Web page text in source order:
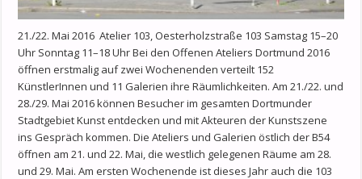
21./22. Mai 2016 Atelier 103, Oesterholzstraße 103 Samstag 15–20
Uhr Sonntag 11–18 Uhr Bei den Offenen Ateliers Dortmund 2016
öffnen erstmalig auf zwei Wochenenden verteilt 152
KünstlerInnen und 11 Galerien ihre Räumlichkeiten. Am 21./22. und
28./29. Mai 2016 können Besucher im gesamten Dortmunder
Stadtgebiet Kunst entdecken und mit Akteuren der Kunstszene
ins Gespräch kommen. Die Ateliers und Galerien östlich der B54
öffnen am 21. und 22. Mai, die westlich gelegenen Räume am 28.
und 29. Mai. Am ersten Wochenende ist dieses Jahr auch die 103